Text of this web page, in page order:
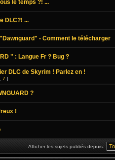
le temps ?! ...
DLC?! ...
- Comment le télécharger
" : Langue Fr ? Bug ?
DLC de Skyrim ! Parlez en !
7 ]
?
!
Afficher les sujets publiés depuis: